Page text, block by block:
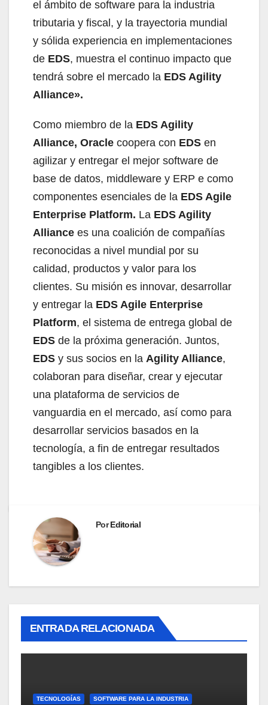
el ámbito de software para la industria
tributaria y fiscal, y la trayectoria mundial
y sólida experiencia en implementaciones
de EDS, muestra el continuo impacto que
tendrá sobre el mercado la EDS Agility
Alliance».
Como miembro de la EDS Agility
Alliance, Oracle coopera con EDS en
agilizar y entregar el mejor software de
base de datos, middleware y ERP e como
componentes esenciales de la EDS Agile
Enterprise Platform. La EDS Agility
Alliance es una coalición de compañías
reconocidas a nivel mundial por su
calidad, productos y valor para los
clientes. Su misión es innovar, desarrollar
y entregar la EDS Agile Enterprise
Platform, el sistema de entrega global de
EDS de la próxima generación. Juntos,
EDS y sus socios en la Agility Alliance,
colaboran para diseñar, crear y ejecutar
una plataforma de servicios de
vanguardia en el mercado, así como para
desarrollar servicios basados en la
tecnología, a fin de entregar resultados
tangibles a los clientes.
PorEditorial
ENTRADA RELACIONADA
TECNOLOGÍAS SOFTWARE PARA LA INDUSTRIA